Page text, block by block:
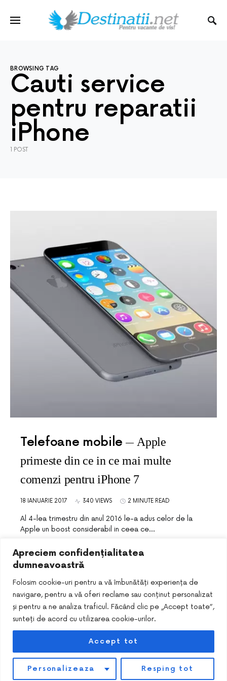
Apreciem confidențialitatea
dumneavoastră
Folosim cookie-uri pentru a vă îmbunătăți experiența de
navigare, pentru a vă oferi reclame sau conținut personalizat
și pentru a ne analiza traficul. Făcând clic pe „Accept toate”,
sunteți de acord cu utilizarea cookie-urilor.
Personalizeaza Resping tot
Accept tot
BROWSING TAG
Cauti service
pentru reparatii
iPhone
1 POST
Telefoane mobile
Apple
primeste din ce in ce mai multe
comenzi pentru iPhone 7
18 IANUARIE 2017 340 VIEWS 2 MINUTE READ
Al 4-lea trimestru din anul 2016 le-a adus celor de la
Apple un boost considerabil in ceea ce…
DESIGNED & DEVELOPED BYSMART SEO PACK